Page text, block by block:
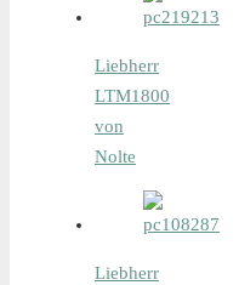
Liebherr
LTM1800
von
Nolte
Liebherr